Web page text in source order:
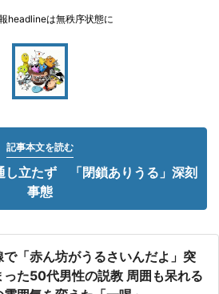
headlineは無秩序状態に
記事本文を読む
し立たず 「閉鎖ありうる」深刻
事態
で「赤ん坊がうるさいんだよ」突
った50代男性の説教 周囲も呆れる